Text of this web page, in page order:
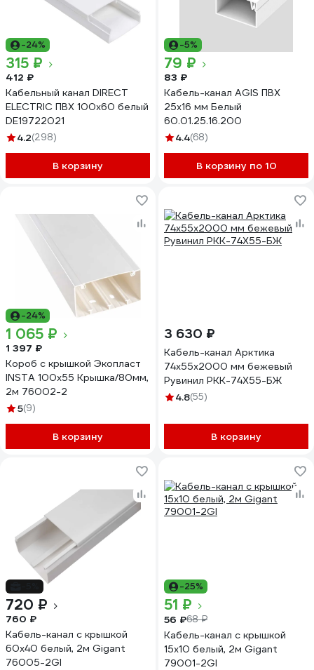
-24%
315 ₽
412 ₽
Кабельный канал DIRECT
ELECTRIC ПВХ 100x60 белый
DE19722021
4.2(298)
В корзину
-5%
79 ₽
83 ₽
Кабель-канал AGIS ПВХ
25x16 мм Белый
60.01.25.16.200
4.4(68)
В корзину по 10
-24%
1 065 ₽
1 397 ₽
Короб с крышкой Экопласт
INSTA 100x55 Крышка/80мм,
2м 76002-2
5(9)
В корзину
3 630 ₽
Кабель-канал Арктика
74x55x2000 мм бежевый
Рувинил РКК-74Х55-БЖ
4.8(55)
В корзину
720 ₽
760 ₽
Кабель-канал с крышкой
60х40 белый, 2м Gigant
76005-2GI
-25%
51 ₽
56 ₽68 ₽
Кабель-канал с крышкой
15x10 белый, 2м Gigant
79001-2GI